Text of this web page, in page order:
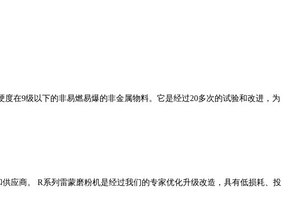
在9级以下的非易燃易爆的非金属物料。它是经过20多次的试验和改进，为
应商。 R系列雷蒙磨粉机是经过我们的专家优化升级改造，具有低损耗、投